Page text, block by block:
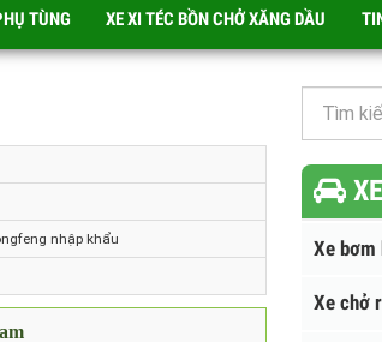
PHỤ TÙNG XE XI TÉC BỒN CHỞ XĂNG DẦU
nhập khẩu Xe
Xe